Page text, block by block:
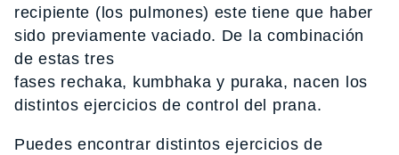
recipiente (los pulmones) este tiene que haber
sido previamente vaciado. De la combinación
de estas tres
fases rechaka, kumbhaka y puraka, nacen los
distintos ejercicios de control del prana.
Puedes encontrar distintos ejercicios de